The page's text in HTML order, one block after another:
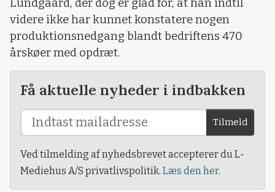
Lundgaard, der dog er glad for, at han indtil
videre ikke har kunnet konstatere nogen
produktionsnedgang blandt bedriftens 470
årskøer med opdræt.
Få aktuelle nyheder i indbakken
Tilmeld
Ved tilmelding af nyhedsbrevet accepterer du L-
Mediehus A/S privatlivspolitik. Læs den her.